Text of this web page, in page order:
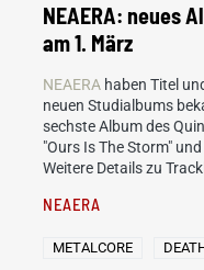
NEAERA: neues
am 1. März
NEAERA haben Titel
neuen Studialbums
sechste Album des
"Ours Is The Storm"
Weitere Details zu
NEAERA
METALCORE